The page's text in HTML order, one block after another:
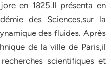
en 1825.Il présenta en
des Sciences,sur la
des fluides. Après
de la ville de Paris,il
scientifiques et